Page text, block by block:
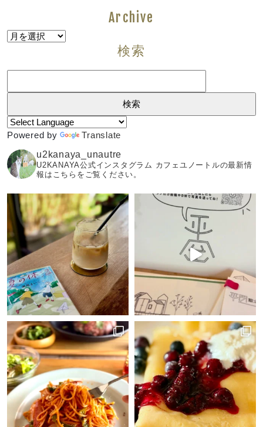
Archive
Archive
検索
Powered by
Translate
u2kanaya_unautre
U2KANAYA公式インスタグラム カフェユノートルの最新情
報はこちらをご覧ください。